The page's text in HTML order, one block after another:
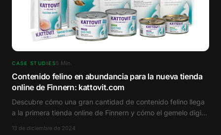
CASE STUDIES5 Min.
Contenido felino en abundancia para la nueva tienda
online de Finnern: kattovit.com
Descubre cómo una gran cantidad de contenido felino llega
a la primera tienda online de Finnern y cómo el gemelo digital
13 de diciembre de 2024